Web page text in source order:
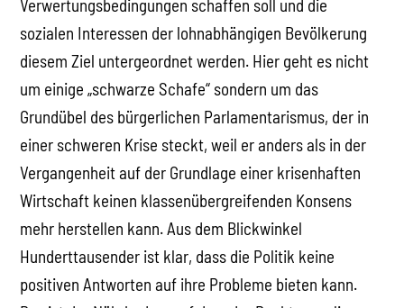
Verwertungsbedingungen schaffen soll und die
sozialen Interessen der lohnabhängigen Bevölkerung
diesem Ziel untergeordnet werden. Hier geht es nicht
um einige „schwarze Schafe“ sondern um das
Grundübel des bürgerlichen Parlamentarismus, der in
einer schweren Krise steckt, weil er anders als in der
Vergangenheit auf der Grundlage einer krisenhaften
Wirtschaft keinen klassenübergreifenden Konsens
mehr herstellen kann. Aus dem Blickwinkel
Hunderttausender ist klar, dass die Politik keine
positiven Antworten auf ihre Probleme bieten kann.